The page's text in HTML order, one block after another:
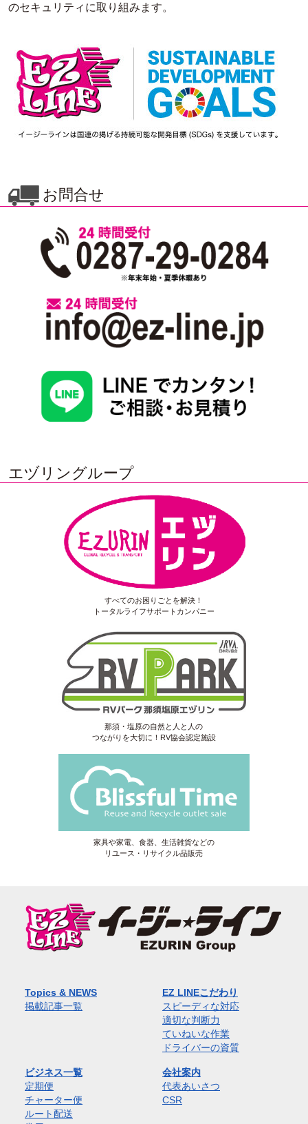
のセキュリティに取り組みます。
お問合せ
エヅリングループ
すべてのお困りごとを解決！
トータルライフサポートカンパニー
那須・塩原の自然と人と人の
つながりを大切に！RV協会認定施設
家具や家電、食器、生活雑貨などの
リユース・リサイクル品販売
Topics & NEWS
掲載記事一覧
EZ LINEこだわり
スピーディな対応
適切な判断力
ていねいな作業
ドライバーの資質
ビジネス一覧
定期便
チャーター便
ルート配送
会社案内
代表あいさつ
CSR